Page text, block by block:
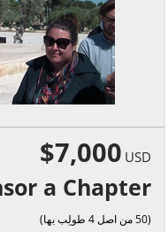
$7,000 USD
a Chapter
(50 من اصل 4 طولِب بها)